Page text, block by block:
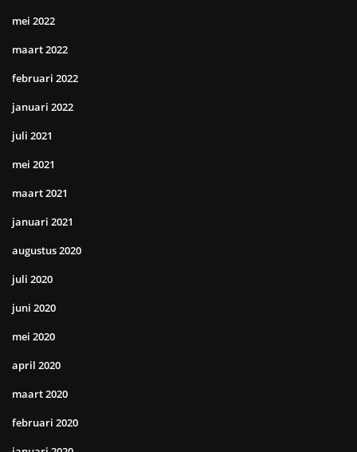
mei 2022
maart 2022
februari 2022
januari 2022
juli 2021
mei 2021
maart 2021
januari 2021
augustus 2020
juli 2020
juni 2020
mei 2020
april 2020
maart 2020
februari 2020